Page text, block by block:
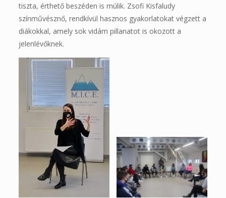
tiszta, érthető beszéden is múlik. Zsofi Kisfaludy
színművésznő, rendkívül hasznos gyakorlatokat végzett a
diákokkal, amely sok vidám pillanatot is okozott a
jelenlévőknek.